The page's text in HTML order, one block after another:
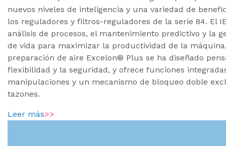
nuevos niveles de inteligencia y una variedad de
los reguladores y filtros-reguladores de la serie 84. El
análisis de procesos, el mantenimiento predictivo y la
de vida para maximizar la productividad de la
preparación de aire Excelon® Plus se ha diseñado
flexibilidad y la seguridad, y ofrece funciones
manipulaciones y un mecanismo de bloqueo doble
tazones.
Leer más>>